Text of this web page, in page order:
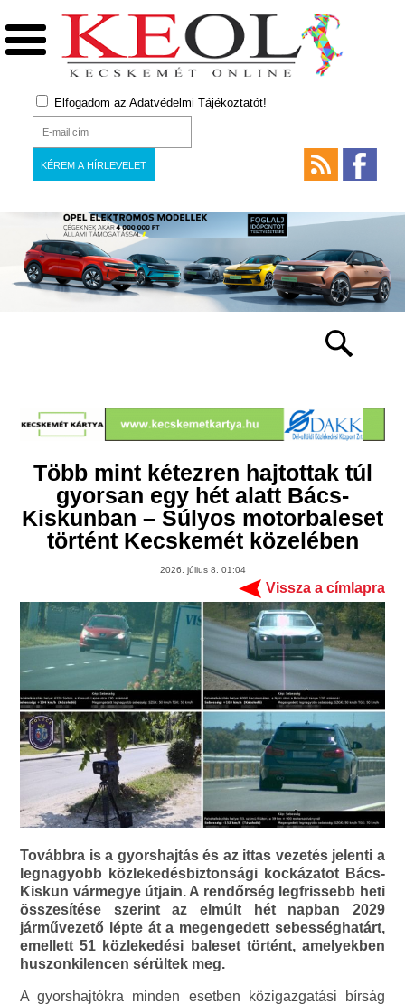
Elfogadom az Adatvédelmi Tájékoztatót!
Több mint kétezren hajtottak túl
gyorsan egy hét alatt Bács-
Kiskunban – Súlyos motorbaleset
történt Kecskemét közelében
2026. július 8. 01:04
Vissza a címlapra
Továbbra is a gyorshajtás és az ittas vezetés jelenti a
legnagyobb közlekedésbiztonsági kockázatot Bács-
Kiskun vármegye útjain. A rendőrség legfrissebb heti
összesítése szerint az elmúlt hét napban 2029
járművezető lépte át a megengedett sebességhatárt,
emellett 51 közlekedési baleset történt, amelyekben
huszonkilencen sérültek meg.
A gyorshajtókra minden esetben közigazgatási bírság